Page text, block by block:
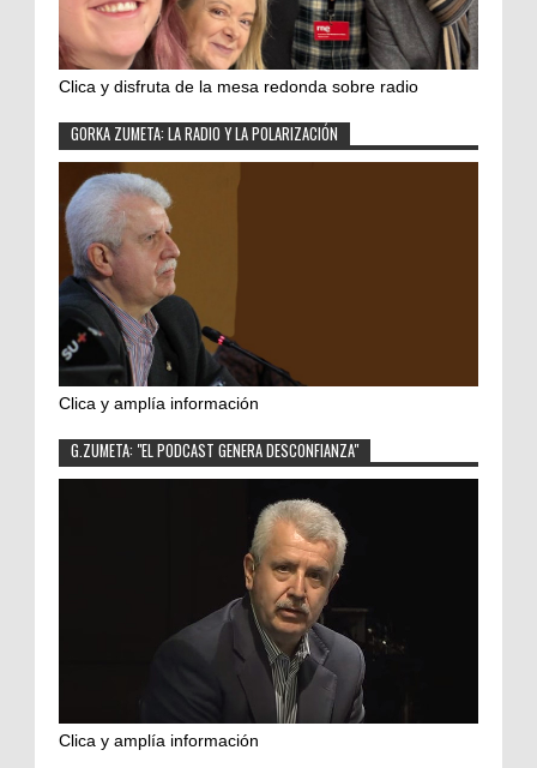
Clica y disfruta de la mesa redonda sobre radio
GORKA ZUMETA: LA RADIO Y LA POLARIZACIÓN
Clica y amplía información
G.ZUMETA: "EL PODCAST GENERA DESCONFIANZA"
Clica y amplía información